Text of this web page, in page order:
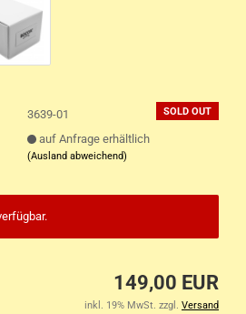
SOLD OUT
3639-01
auf Anfrage erhältlich
(Ausland abweichend)
149,00 EUR
inkl. 19% MwSt. zzgl. Versand